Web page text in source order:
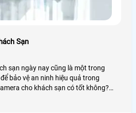
Sạn
sạn ngày nay cũng là một trong
bảo vệ an ninh hiệu quả trong
cho khách sạn có tốt không?